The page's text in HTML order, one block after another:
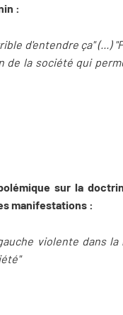
:
d'entendre ça" (...)
de la société qui
sur la
manifestations :
violente dans